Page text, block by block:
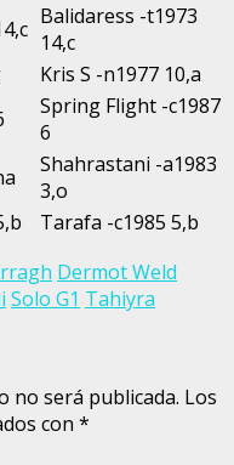
Balidaress -t1973
14,c
Kris S -n1977 10,a
Spring Flight -c1987
6
Shahrastani -a1983
3,o
Tarafa -c1985 5,b
Dermot Weld
Solo G1 Tahiyra
no será publicada. Los
con *